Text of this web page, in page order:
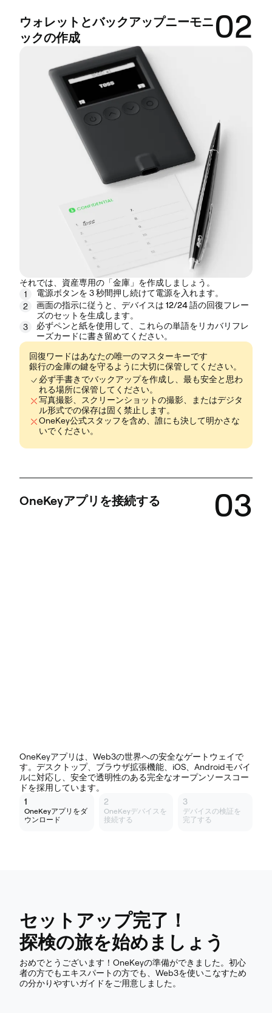
ウォレットとバックアップニーモニ
ックの作成
02
それでは、資産専用の「金庫」を作成しましょう。
1
電源ボタンを 3 秒間押し続けて電源を入れます。
2
画面の指示に従うと、デバイスは 12/24 語の回復フレー
ズのセットを生成します。
3
必ずペンと紙を使用して、これらの単語をリカバリフレ
ーズカードに書き留めてください。
回復ワードはあなたの唯一のマスターキーです
銀行の金庫の鍵を守るように大切に保管してください。
必ず手書きでバックアップを作成し、最も安全と思わ
れる場所に保管してください。
写真撮影、スクリーンショットの撮影、またはデジタ
ル形式での保存は固く禁止します。
OneKey公式スタッフを含め、誰にも決して明かさな
いでください。
OneKeyアプリを接続する 03
OneKeyアプリは、Web3の世界への安全なゲートウェイで
す。デスクトップ、ブラウザ拡張機能、iOS、Androidモバイ
ルに対応し、安全で透明性のある完全なオープンソースコー
ドを採用しています。
1
OneKeyアプリをダ
ウンロード
2
OneKeyデバイスを
接続する
3
デバイスの検証を
完了する
セットアップ完了！
探検の旅を始めましょう
おめでとうございます！OneKeyの準備ができました。初心
者の方でもエキスパートの方でも、Web3を使いこなすため
の分かりやすいガイドをご用意しました。